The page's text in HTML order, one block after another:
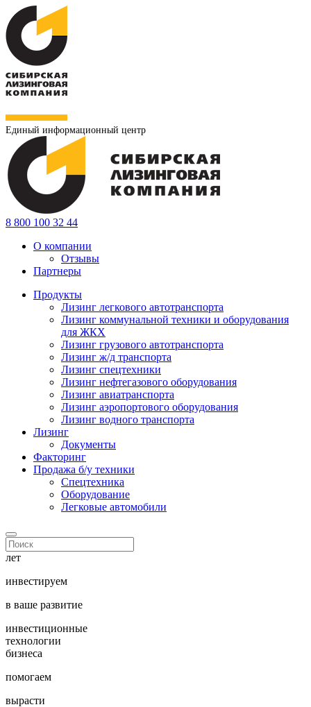
Единый информационный центр
8 800 100 32 44
О компании
Отзывы
Партнеры
Продукты
Лизинг легкового автотранспорта
Лизинг коммунальной техники и оборудования
для ЖКХ
Лизинг грузового автотранспорта
Лизинг ж/д транспорта
Лизинг спецтехники
Лизинг нефтегазового оборудования
Лизинг авиатранспорта
Лизинг аэропортового оборудования
Лизинг водного транспорта
Лизинг
Документы
Факторинг
Продажа б/у техники
Спецтехника
Оборудование
Легковые автомобили
лет
инвестируем
в ваше развитие
инвестиционные
технологии
бизнеса
помогаем
вырасти